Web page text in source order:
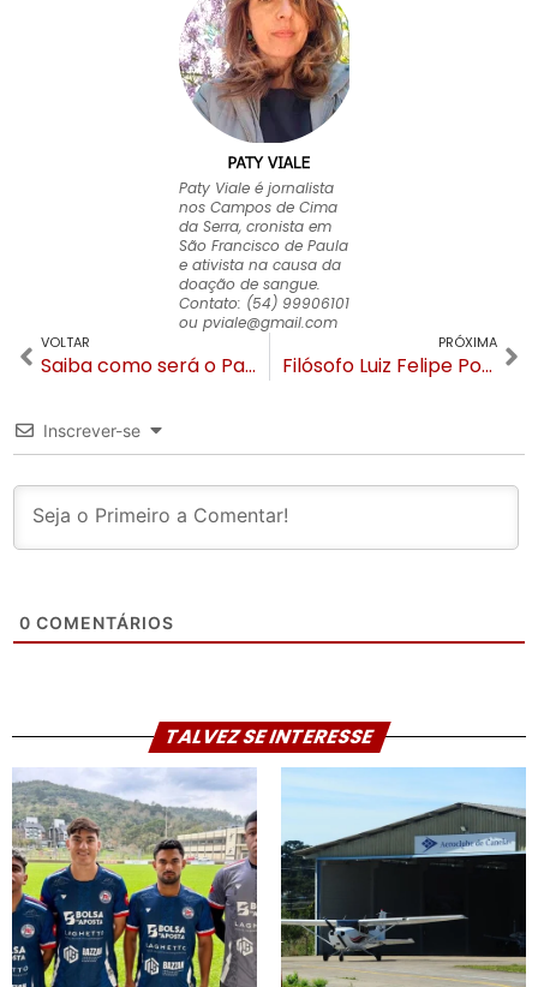
Paty Viale é jornalista
nos Campos de Cima
da Serra, cronista em
São Francisco de Paula
e ativista na causa da
doação de sangue.
Contato: (54) 99906101
ou pviale@gmail.com
VOLTAR
Saiba como será o Parque Aquático Gramado inspirado em Cancún
PRÓXIMA
Filósofo Luiz Felipe Pondé palestra na Gramado Summit em abril
Inscrever-se
0 COMENTÁRIOS
TALVEZ SE INTERESSE